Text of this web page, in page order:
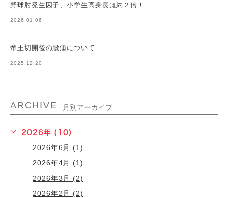
野球肘発生因子、小学生高身長は約２倍！
2026.01.06
帝王切開後の腰痛について
2025.12.20
ARCHIVE 月別アーカイブ
2026年 (10)
2026年6月 (1)
2026年4月 (1)
2026年3月 (2)
2026年2月 (2)